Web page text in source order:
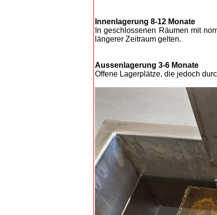
Innenlagerung 8-12 Monate
In geschlossenen Räumen mit
längerer Zeitraum gelten.
Aussenlagerung 3-6 Monate
Offene Lagerplätze, die jedoch